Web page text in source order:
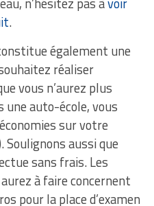
.
également une
réaliser
vous n’aurez plus
une auto-école, vous
sur votre
Soulignons aussi que
sans frais. Les
à faire concernent
pour la place d’examen